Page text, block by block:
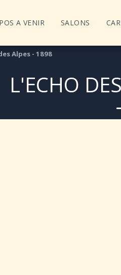
A VENIR SALONS
Alpes - 1898
L'ECHO